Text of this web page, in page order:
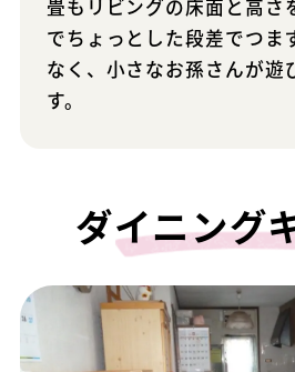
畳もリビングの床面と高さ
でちょっとした段差でつま
なく、小さなお孫さんが遊
す。
ダイニング